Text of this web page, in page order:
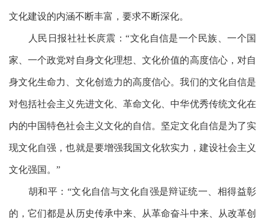
文化建设的内涵不断丰富，要求不断深化。
人民日报社社长庹震：“文化自信是一个民族、一个国
家、一个政党对自身文化理想、文化价值的高度信心，对自
身文化生命力、文化创造力的高度信心。我们的文化自信是
对包括社会主义先进文化、革命文化、中华优秀传统文化在
内的中国特色社会主义文化的自信。坚定文化自信是为了实
现文化自强，也就是要增强我国文化软实力，建设社会主义
文化强国。”
胡和平： “文化自信与文化自强是辩证统一、相得益彰
的，它们都是从历史传承中来、从革命奋斗中来、从改革创